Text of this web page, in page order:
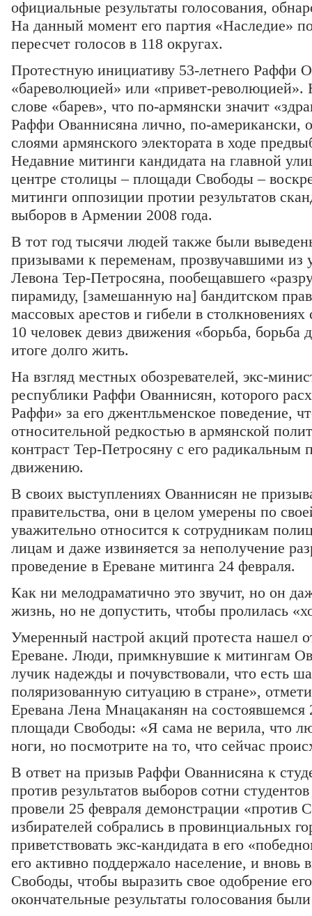
официальные результаты голосования,
На данный момент его партия «Наследие»
пересчет голосов в 118 округах.
Протестную инициативу 53-летнего Раффи
«бареволюцией» или «привет-революцией».
слове «барев», что по-армянски значит
Раффи Ованнисяна лично, по-американски,
слоями армянского электората в ходе
Недавние митинги кандидата на главной
центре столицы – площади Свободы –
митинги оппозиции протии результатов
выборов в Армении 2008 года.
В тот год тысячи людей также были
призывами к переменам, прозвучавшими из
Левона Тер-Петросяна, пообещавшего
пирамиду, [замешанную на] бандитском
массовых арестов и гибели в
10 человек девиз движения «борьба, борьба
итоге долго жить.
На взгляд местных обозревателей, экс-
республики Раффи Ованнисян, которого
Раффи» за его джентльменское поведение,
относительной редкостью в армянской
контраст Тер-Петросяну с его радикальным
движению.
В своих выступлениях Ованнисян не
правительства, они в целом умерены по
уважительно относится к сотрудникам
лицам и даже извиняется за неполучение
проведение в Ереване митинга 24 февраля.
Как ни мелодраматично это звучит, но он
жизнь, но не допустить, чтобы пролилась
Умеренный настрой акций протеста нашел
Ереване. Люди, примкнувшие к митингам
лучик надежды и почувствовали, что есть
поляризованную ситуацию в стране»,
Еревана Лена Мнацаканян на состоявшемся
площади Свободы: «Я сама не верила, что
ноги, но посмотрите на то, что сейчас
В ответ на призыв Раффи Ованнисяна к
против результатов выборов сотни
провели 25 февраля демонстрации «против
избирателей собрались в провинциальных
приветствовать экс-кандидата в его
его активно поддержало население, и
Свободы, чтобы выразить свое одобрение
окончательные результаты голосования